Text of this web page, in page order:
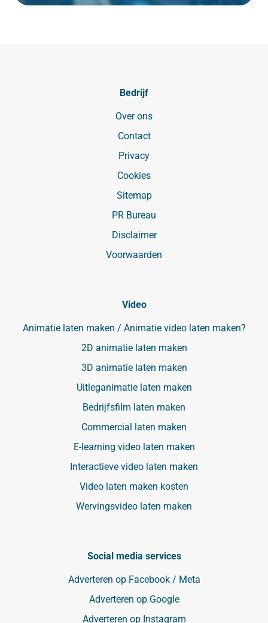
Bedrijf
Over ons
Contact
Privacy
Cookies
Sitemap
PR Bureau
Disclaimer
Voorwaarden
Video
Animatie laten maken / Animatie video laten maken?
2D animatie laten maken
3D animatie laten maken
Uitleganimatie laten maken
Bedrijfsfilm laten maken
Commercial laten maken
E-learning video laten maken
Interactieve video laten maken
Video laten maken kosten
Wervingsvideo laten maken
Social media services
Adverteren op Facebook / Meta
Adverteren op Google
Adverteren op Instagram